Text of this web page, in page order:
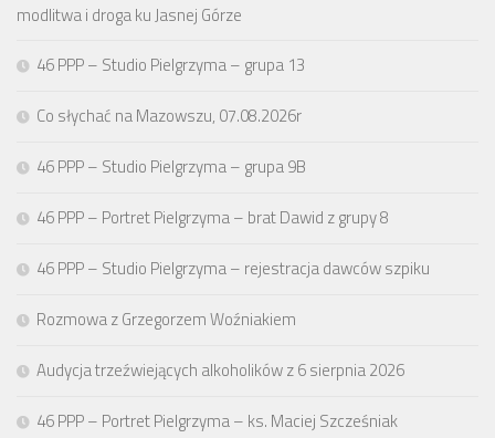
modlitwa i droga ku Jasnej Górze
46 PPP – Studio Pielgrzyma – grupa 13
Co słychać na Mazowszu, 07.08.2026r
46 PPP – Studio Pielgrzyma – grupa 9B
46 PPP – Portret Pielgrzyma – brat Dawid z grupy 8
46 PPP – Studio Pielgrzyma – rejestracja dawców szpiku
Rozmowa z Grzegorzem Woźniakiem
Audycja trzeźwiejących alkoholików z 6 sierpnia 2026
46 PPP – Portret Pielgrzyma – ks. Maciej Szcześniak